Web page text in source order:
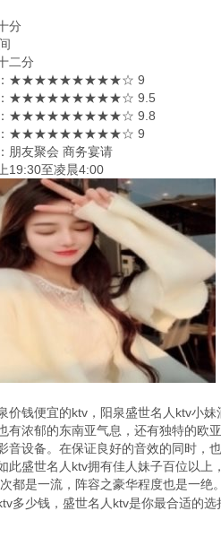
分
二分
〗：★★★★★★★★★☆ 9
〗：★★★★★★★★★☆ 9.5
〗：★★★★★★★★★☆ 9.8
〗：★★★★★★★★★☆ 9
朋友聚会 商务宴请
19:30至凌晨4:00
价钱便宜的ktv，阳泉盛世名人ktv小
有浓郁的东南亚气息，还有独特的欧
音设备。在保证良好的音效的同时，
此盛世名人ktv拥有佳人妹子百位以
都是一流，阵容之豪华程度也是一
多少钱，盛世名人ktv是你最合适的选